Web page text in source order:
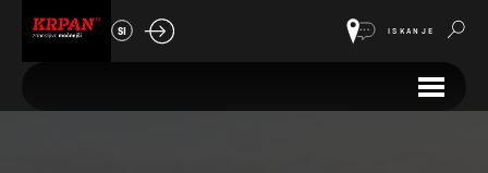
SI ISKANJE